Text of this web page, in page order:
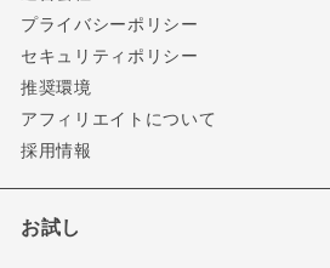
プライバシーポリシー
セキュリティポリシー
推奨環境
アフィリエイトについて
採用情報
お試し